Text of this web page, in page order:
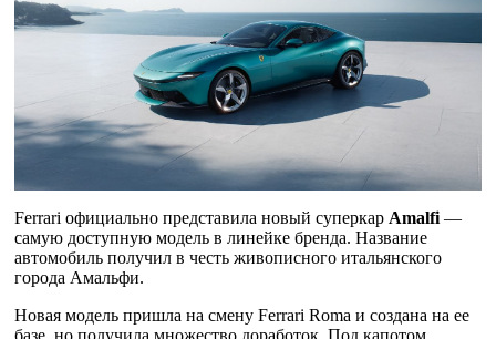
Ferrari официально представила новый суперкар Amalfi —
самую доступную модель в линейке бренда. Название
автомобиль получил в честь живописного итальянского
города Амальфи.
Новая модель пришла на смену Ferrari Roma и создана на ее
базе, но получила множество доработок. Под капотом